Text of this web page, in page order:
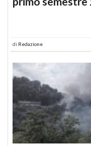
di Redazione